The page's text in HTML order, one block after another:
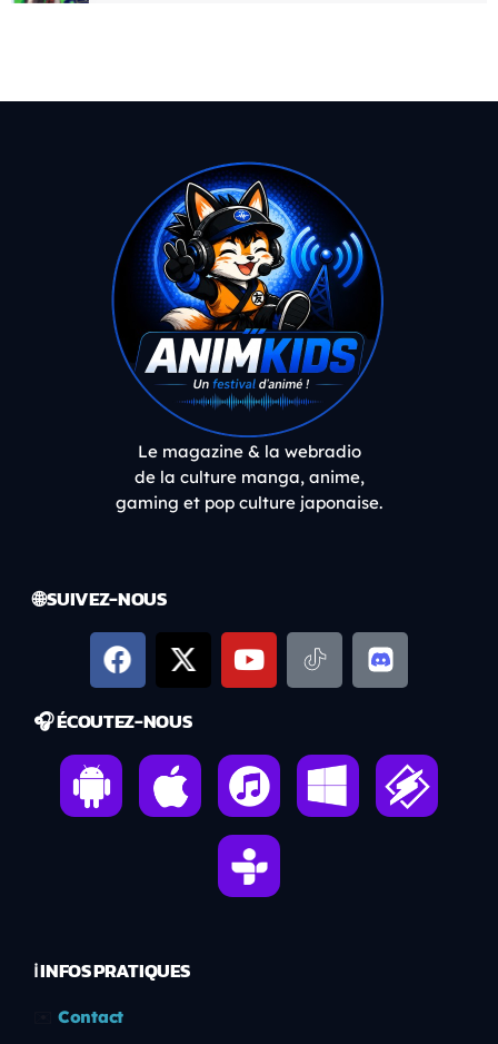
Le magazine & la webradio
de la culture manga, anime,
gaming et pop culture japonaise.
🌐 SUIVEZ-NOUS
🎧 ÉCOUTEZ-NOUS
ℹ️ INFOS PRATIQUES
Contact